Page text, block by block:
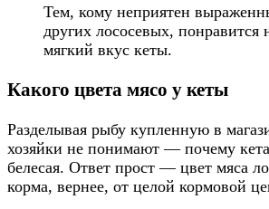
Тем, кому неприятен
других лососевых, понравится
мягкий вкус кеты.
Какого цвета мясо у кеты
Разделывая рыбу купленную в
хозяйки не понимают — почему
белесая. Ответ прост — цвет мяса
корма, вернее, от целой кормовой